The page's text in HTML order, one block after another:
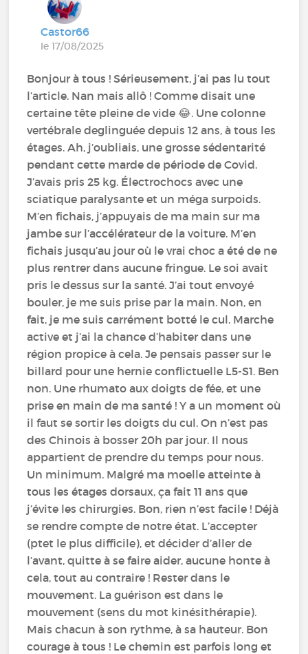
Castor66
le 17/08/2025
Bonjour à tous ! Sérieusement, j’ai pas lu tout
l’article. Nan mais allô ! Comme disait une
certaine tête pleine de vide 😂. Une colonne
vertébrale deglinguée depuis 12 ans, à tous les
étages. Ah, j’oubliais, une grosse sédentarité
pendant cette marde de période de Covid.
J’avais pris 25 kg. Électrochocs avec une
sciatique paralysante et un méga surpoids.
M’en fichais, j’appuyais de ma main sur ma
jambe sur l’accélérateur de la voiture. M’en
fichais jusqu’au jour où le vrai choc a été de ne
plus rentrer dans aucune fringue. Le soi avait
pris le dessus sur la santé. J’ai tout envoyé
bouler, je me suis prise par la main. Non, en
fait, je me suis carrément botté le cul. Marche
active et j’ai la chance d’habiter dans une
région propice à cela. Je pensais passer sur le
billard pour une hernie conflictuelle L5-S1. Ben
non. Une rhumato aux doigts de fée, et une
prise en main de ma santé ! Y a un moment où
il faut se sortir les doigts du cul. On n’est pas
des Chinois à bosser 20h par jour. Il nous
appartient de prendre du temps pour nous.
Un minimum. Malgré ma moelle atteinte à
tous les étages dorsaux, ça fait 11 ans que
j’évite les chirurgies. Bon, rien n’est facile ! Déjà
se rendre compte de notre état. L’accepter
(ptet le plus difficile), et décider d’aller de
l’avant, quitte à se faire aider, aucune honte à
cela, tout au contraire ! Rester dans le
mouvement. La guérison est dans le
mouvement (sens du mot kinésithérapie).
Mais chacun à son rythme, à sa hauteur. Bon
courage à tous ! Le chemin est parfois long et